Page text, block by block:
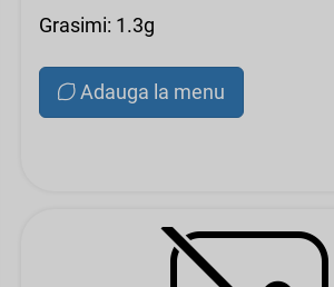
Grasimi: 1.3g
Adauga la menu